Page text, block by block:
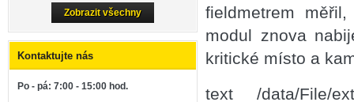
fieldmetrem
modul znova
kritické místo a
text /data/File/
Zobrazit všechny
Kontaktujte nás
Po - pá: 7:00 - 15:00 hod.